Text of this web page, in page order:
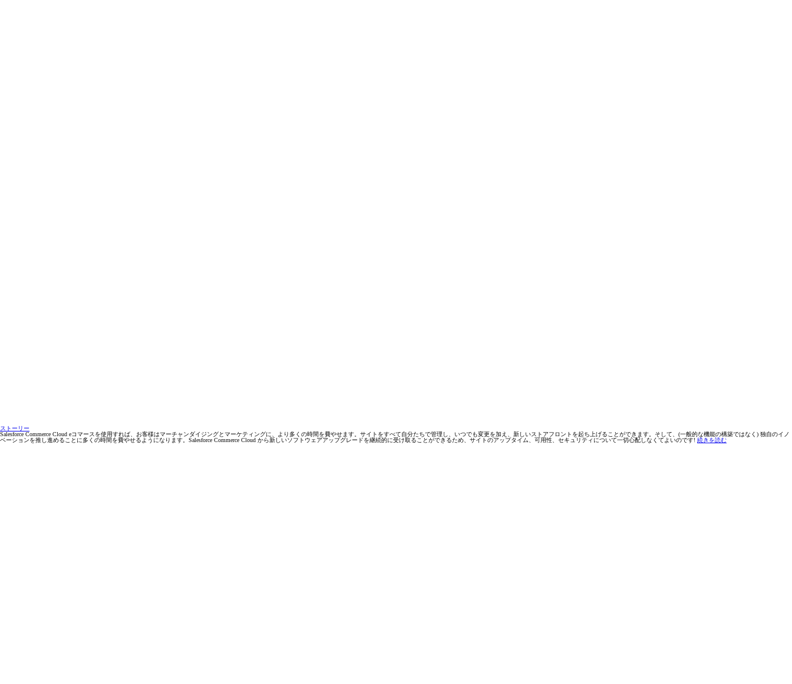
ストーリー
Salesforce Commerce Cloud eコマースを使用すれば、お客様はマーチャンダイジングとマーケティングに、より多くの時間を費やせます。サイトをすべて自分たちで管理し、いつでも変更を加え、新しいストアフロントを起ち上げることができます。そして、(一般的な機能の構築ではなく) 独自のイノ
ベーションを推し進めることに多くの時間を費やせるようになります。Salesforce Commerce Cloud から新しいソフトウェアアップグレードを継続的に受け取ることができるため、サイトのアップタイム、可用性、セキュリティについて一切心配しなくてよいのです! 続きを読む